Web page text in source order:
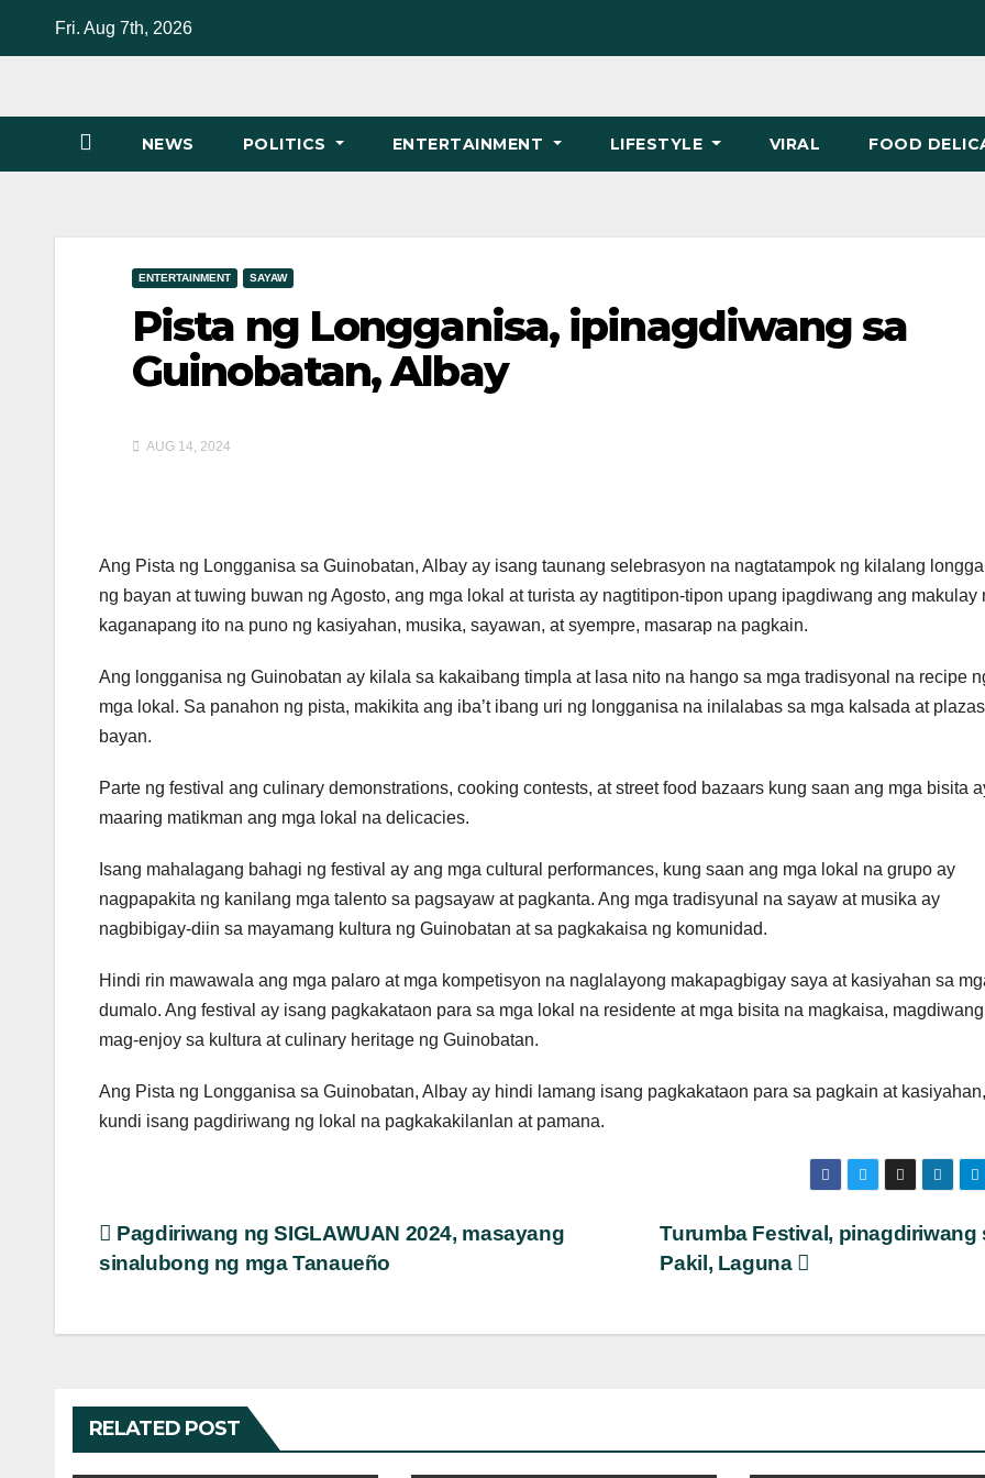
Fri. Aug 7th, 2026
NEWS POLITICS ENTERTAINMENT LIFESTYLE VIRAL FOOD
ENTERTAINMENT SAYAW
Pista ng Longganisa, ipinagdiwang sa
Guinobatan, Albay
AUG 14, 2024
Ang Pista ng Longganisa sa Guinobatan, Albay ay isang taunang selebrasyon na nagtatampok ng kilalang
ng bayan at tuwing buwan ng Agosto, ang mga lokal at turista ay nagtitipon-tipon upang ipagdiwang ang makulay
kaganapang ito na puno ng kasiyahan, musika, sayawan, at syempre, masarap na pagkain.
Ang longganisa ng Guinobatan ay kilala sa kakaibang timpla at lasa nito na hango sa mga tradisyonal na recipe
mga lokal. Sa panahon ng pista, makikita ang iba’t ibang uri ng longganisa na inilalabas sa mga kalsada at
bayan.
Parte ng festival ang culinary demonstrations, cooking contests, at street food bazaars kung saan ang mga bisita
maaring matikman ang mga lokal na delicacies.
Isang mahalagang bahagi ng festival ay ang mga cultural performances, kung saan ang mga lokal na grupo ay
nagpapakita ng kanilang mga talento sa pagsayaw at pagkanta. Ang mga tradisyunal na sayaw at musika ay
nagbibigay-diin sa mayamang kultura ng Guinobatan at sa pagkakaisa ng komunidad.
Hindi rin mawawala ang mga palaro at mga kompetisyon na naglalayong makapagbigay saya at kasiyahan sa
dumalo. Ang festival ay isang pagkakataon para sa mga lokal na residente at mga bisita na magkaisa,
mag-enjoy sa kultura at culinary heritage ng Guinobatan.
Ang Pista ng Longganisa sa Guinobatan, Albay ay hindi lamang isang pagkakataon para sa pagkain at kasiyahan,
kundi isang pagdiriwang ng lokal na pagkakakilanlan at pamana.
Post
navigation
Turumba Festival, pinagdiriwang
Pakil, Laguna
Pagdiriwang ng SIGLAWUAN 2024, masayang
sinalubong ng mga Tanaueño
RELATED POST